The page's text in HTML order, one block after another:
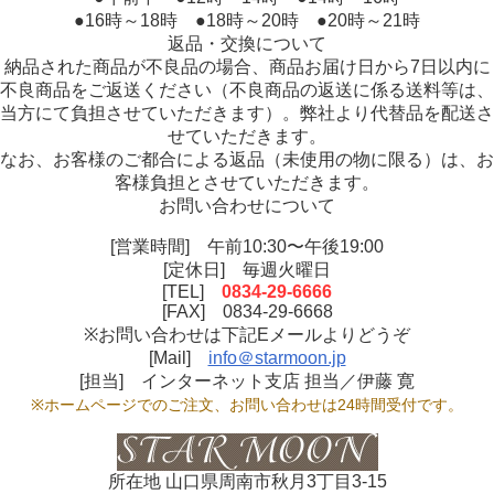
●16時～18時 ●18時～20時 ●20時～21時
返品・交換について
納品された商品が不良品の場合、商品お届け日から7日以内に
不良商品をご返送ください（不良商品の返送に係る送料等は、
当方にて負担させていただきます）。弊社より代替品を配送さ
せていただきます。
なお、お客様のご都合による返品（未使用の物に限る）は、お
客様負担とさせていただきます。
お問い合わせについて
[営業時間] 午前10:30〜午後19:00
[定休日] 毎週火曜日
[TEL] 0834-29-6666
[FAX] 0834-29-6668
※お問い合わせは下記Eメールよりどうぞ
[Mail] info＠starmoon.jp
[担当] インターネット支店 担当／伊藤 寛
※ホームページでのご注文、お問い合わせは24時間受付です。
所在地 山口県周南市秋月3丁目3-15